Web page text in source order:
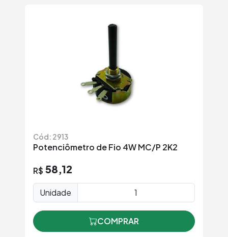
Cód: 2913
Potenciômetro de Fio 4W MC/P 2K2
R$ 58,12
Unidade
COMPRAR